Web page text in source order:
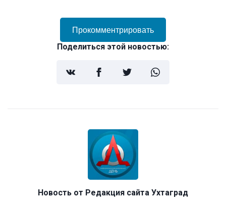
Прокомментрировать
Поделиться этой новостью:
Новость от Редакция сайта Ухтаград